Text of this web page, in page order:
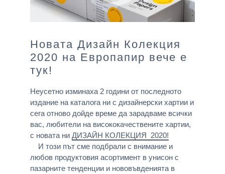
Новата Дизайн Колекция
2020 на Европапир вече е
тук!
Неусетно изминаха 2 години от последното
издание на каталога ни с дизайнерски хартии и
сега отново дойде време да зарадваме всички
вас, любители на висококачествените хартии,
с новата ни ДИЗАЙН КОЛЕКЦИЯ 2020!
И този път сме подбрали с внимание и
любов продуктовия асортимент в унисон с
пазарните тенденции и нововъвденията в